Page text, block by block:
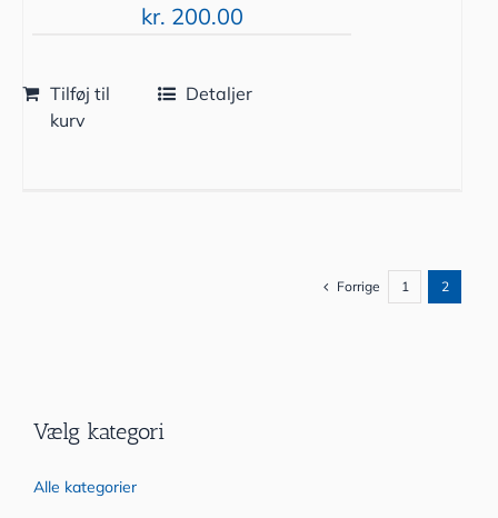
kr. 200.00
Tilføj til
kurv
Detaljer
Forrige 1 2
Vælg kategori
Alle kategorier